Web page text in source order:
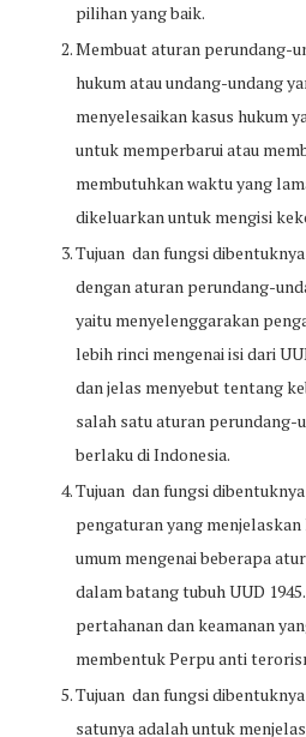
pilihan yang baik.
Membuat aturan perundang-
hukum atau undang-undang
menyelesaikan kasus hukum
untuk memperbarui atau
membutuhkan waktu yang
dikeluarkan untuk mengisi
Tujuan dan fungsi
dengan aturan perundang-
yaitu menyelenggarakan
lebih rinci mengenai isi dari
dan jelas menyebut tentang
salah satu aturan perundang-
berlaku di Indonesia.
Tujuan dan fungsi
pengaturan yang
umum mengenai beberapa
dalam batang tubuh UUD
pertahanan dan keamanan
membentuk Perpu anti
Tujuan dan fungsi
satunya adalah untuk